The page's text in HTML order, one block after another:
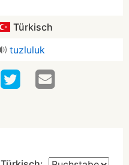
Türkisch
tuzluluk